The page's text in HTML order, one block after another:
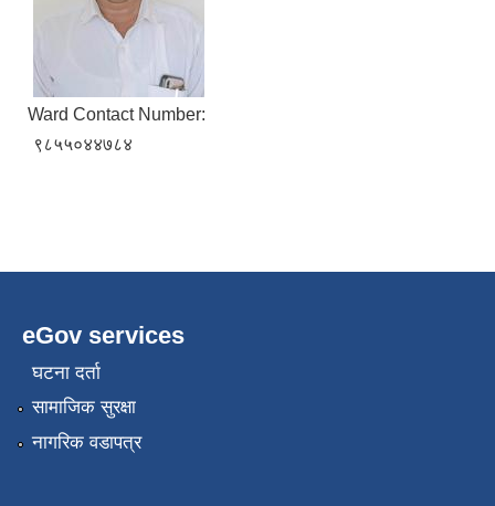
Ward Contact Number:
९८५५०४४७८४
eGov services
घटना दर्ता
सामाजिक सुरक्षा
नागरिक वडापत्र